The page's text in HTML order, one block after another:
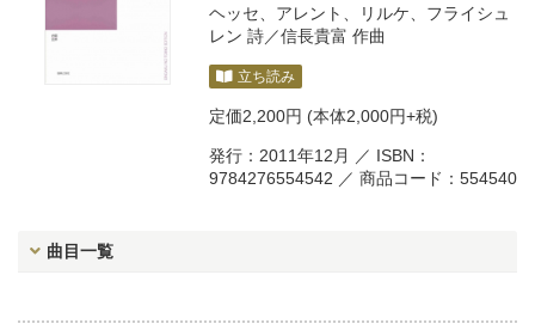
ヘッセ アレント リルケ
フライシュ
レン 詩／信長貴富 作曲
立ち読み
定価2,200円 (本体2,000円+税)
発行：2011年12月 ／ ISBN：
9784276554542 ／ 商品コード：554540
曲目一覧